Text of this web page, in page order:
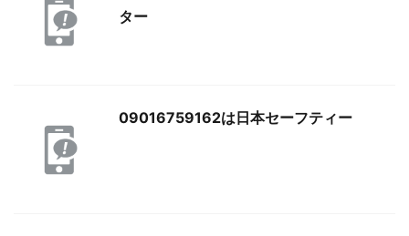
ター
09016759162は日本セーフティー